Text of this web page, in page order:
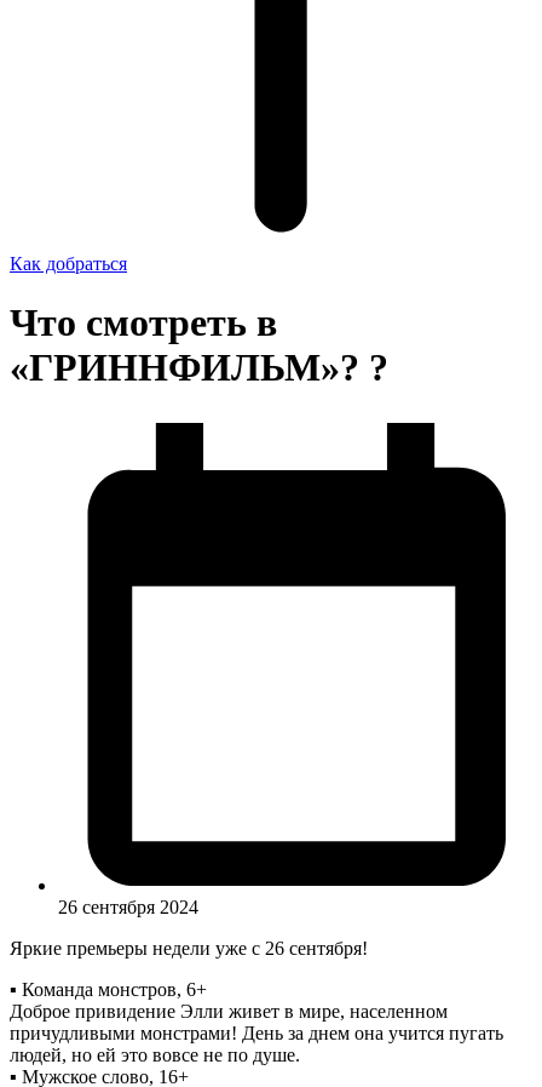
Как добраться
Что смотреть в
«ГРИННФИЛЬМ»? ?
26 сентября 2024
Яркие премьеры недели уже с 26 сентября!
▪ Команда монстров, 6+
Доброе привидение Элли живет в мире, населенном
причудливыми монстрами! День за днем она учится пугать
людей, но ей это вовсе не по душе.
▪ Мужское слово, 16+